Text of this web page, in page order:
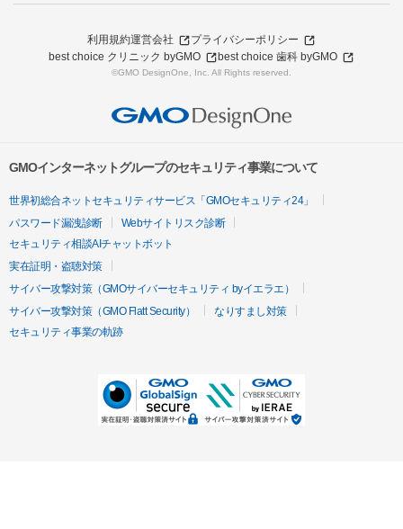
利用規約運営会社
プライバシーポリシー
best choice クリニック byGMO
best choice 歯科 byGMO
©GMO DesignOne, Inc. All Rights reserved.
GMOインターネットグループのセキュリティ事業について
世界初総合ネットセキュリティサービス「GMOセキュリティ24」
パスワード漏洩診断
Webサイトリスク診断
セキュリティ相談AIチャットボット
実在証明・盗聴対策
サイバー攻撃対策（GMOサイバーセキュリティ byイエラエ）
サイバー攻撃対策（GMO Flatt Security）
なりすまし対策
セキュリティ事業の軌跡